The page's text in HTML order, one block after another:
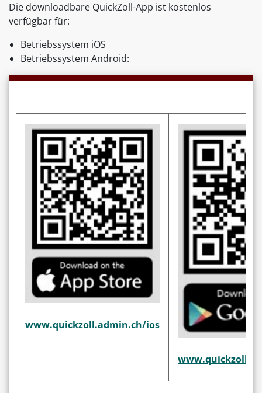
Die downloadbare QuickZoll-App ist kostenlos
verfügbar für:
Betriebssystem iOS
Betriebssystem Android:
www.quickzoll.admin.ch/ios